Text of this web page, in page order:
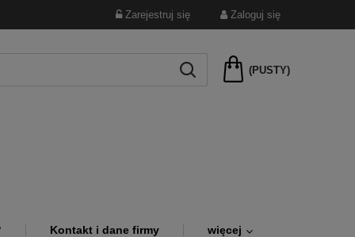
Zarejestruj się Zaloguj się
(PUSTY)
Kontakt i dane firmy więcej